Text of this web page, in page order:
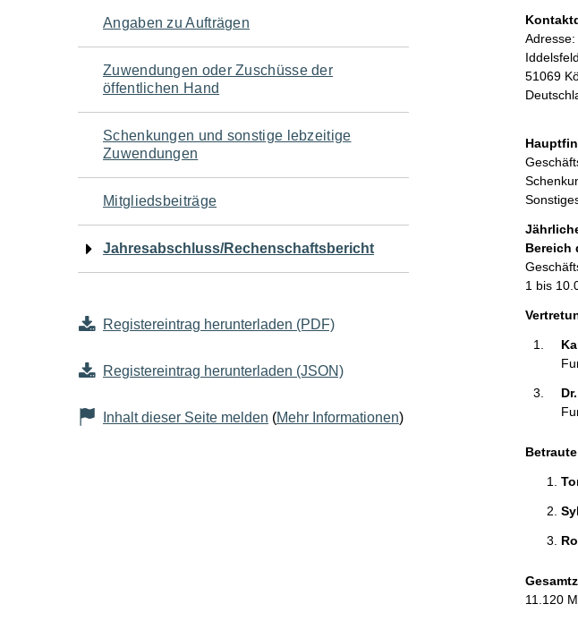
Angaben zu Aufträgen
Zuwendungen oder Zuschüsse der
öffentlichen Hand
Schenkungen und sonstige lebzeitige
Zuwendungen
Mitgliedsbeiträge
Jahresabschluss/Rechenschaftsbericht
Registereintrag herunterladen (PDF)
Registereintrag herunterladen (JSON)
Inhalt dieser Seite melden (Mehr Informationen)
e
n
i
n
h
a
l
t
Adresse:
51069
Bereich
1 bis
11.120